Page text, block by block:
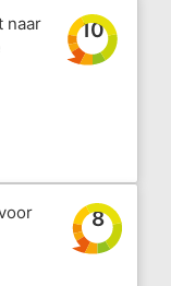
naar
10
8